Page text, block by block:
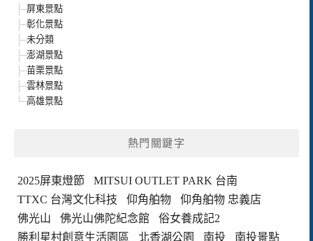
屏東景點
彰化景點
未分類
澎湖景點
苗栗景點
雲林景點
高雄景點
熱門關鍵字
2025屏東燈節
MITSUI OUTLET PARK 台南
TTXC 台灣文化科技
仰角舶物
仰角舶物 忠義店
佛光山
佛光山佛陀紀念館
俗女養成記2
勝利星村創意生活園區
北香湖公園 南投
南投景點